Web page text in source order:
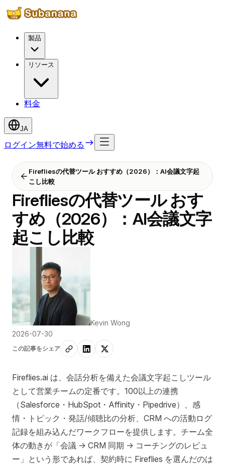
製品
リソース
料金
JA
ログイン無料で始める
Firefliesの代替ツール おすすめ（2026）：AI会議文字起
こし比較
Firefliesの代替ツール おす
すめ（2026）：AI会議文字
起こし比較
Kevin Wong
2026-07-30
この記事をシェア
Fireflies.ai は、会話分析を備えた会議文字起こしツール
として営業チームの定番です。100以上の連携
（Salesforce・HubSpot・Affinity・Pipedrive）、感
情・トピック・発話/傾聴比の分析、CRM への活動ログ
記録を組み込んだワークフローを提供します。チーム全
体の動きが「会議 → CRM 同期 → コーチングのレビュ
ー」という形であれば、契約時に Fireflies を選んだのは